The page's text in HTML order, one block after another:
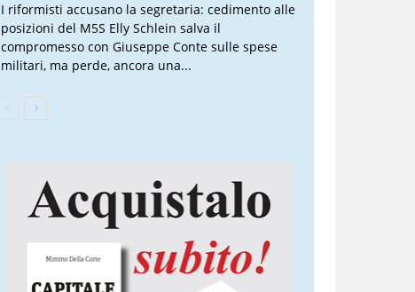
I riformisti accusano la segretaria: cedimento alle
posizioni del M5S Elly Schlein salva il
compromesso con Giuseppe Conte sulle spese
militari, ma perde, ancora una...